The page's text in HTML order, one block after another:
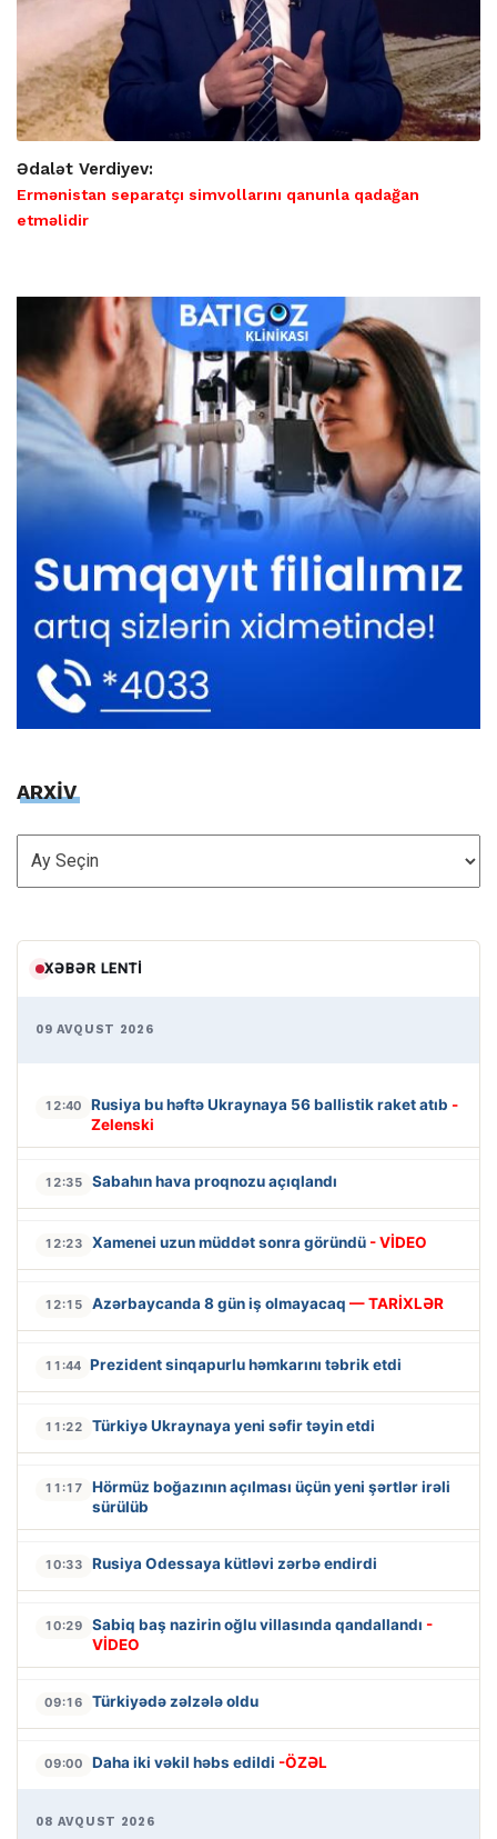
Ədalət Verdiyev:
Ermənistan separatçı simvollarını qanunla qadağan
etməlidir
ARXİV
ARXİV
XƏBƏR LENTI
09 AVQUST 2026
12:40 Rusiya bu həftə Ukraynaya 56 ballistik raket atıb -
Zelenski
12:35 Sabahın hava proqnozu açıqlandı
12:23 Xamenei uzun müddət sonra göründü - VİDEO
12:15 Azərbaycanda 8 gün iş olmayacaq — TARİXLƏR
11:44 Prezident sinqapurlu həmkarını təbrik etdi
11:22 Türkiyə Ukraynaya yeni səfir təyin etdi
11:17
Hörmüz boğazının açılması üçün yeni şərtlər irəli
sürülüb
10:33 Rusiya Odessaya kütləvi zərbə endirdi
10:29 Sabiq baş nazirin oğlu villasında qandallandı -
VİDEO
09:16 Türkiyədə zəlzələ oldu
09:00 Daha iki vəkil həbs edildi -ÖZƏL
08 AVQUST 2026